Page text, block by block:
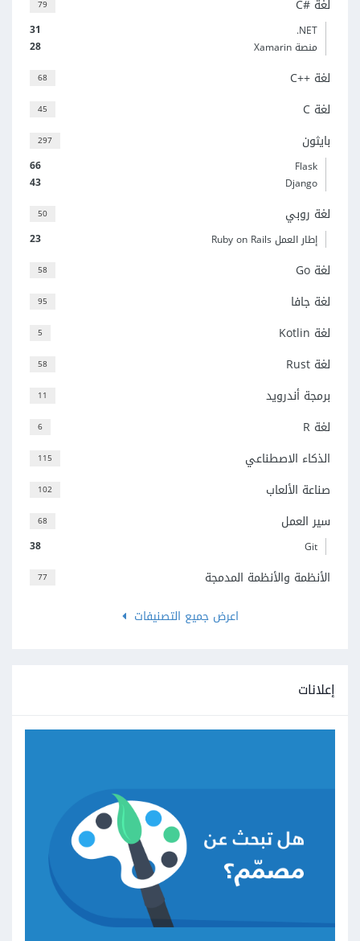
79 لغة C#‎
31
‎.NET
28
منصة Xamarin
68 لغة C++‎
45 لغة C
297 بايثون
66
Flask
43
Django
50 لغة روبي
23 إطار العمل Ruby on Rails
58 لغة Go
95 لغة جافا
5 لغة Kotlin
58 لغة Rust
11 برمجة أندرويد
6 لغة R
115 الذكاء الاصطناعي
102 صناعة الألعاب
68 سير العمل
38 Git
77
الأنظمة والأنظمة المدمجة
اعرض جميع التصنيفات
إعلانات